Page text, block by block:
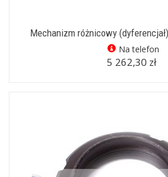
Mechanizm różnicowy
Na telefon
5 262,30 zł